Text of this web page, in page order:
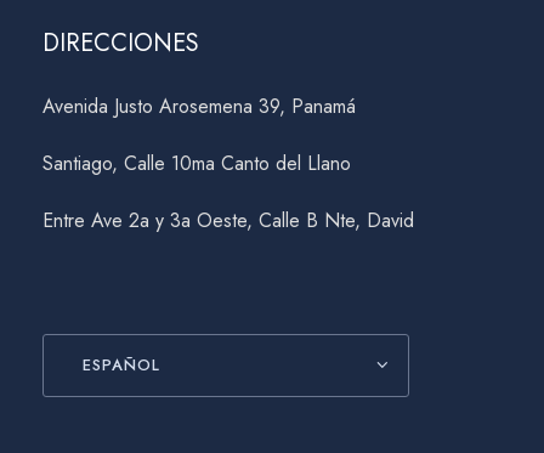
DIRECCIONES
Avenida Justo Arosemena 39, Panamá
Santiago, Calle 10ma Canto del Llano
Entre Ave 2a y 3a Oeste, Calle B Nte, David
ESPAÑOL